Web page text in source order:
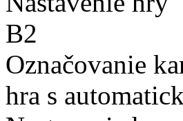
B2
Označovanie
hra s